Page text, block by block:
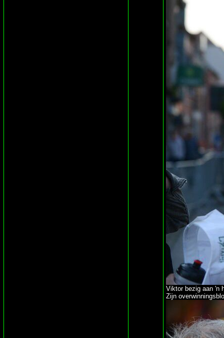
Viktor bezig aan 'n
Zijn